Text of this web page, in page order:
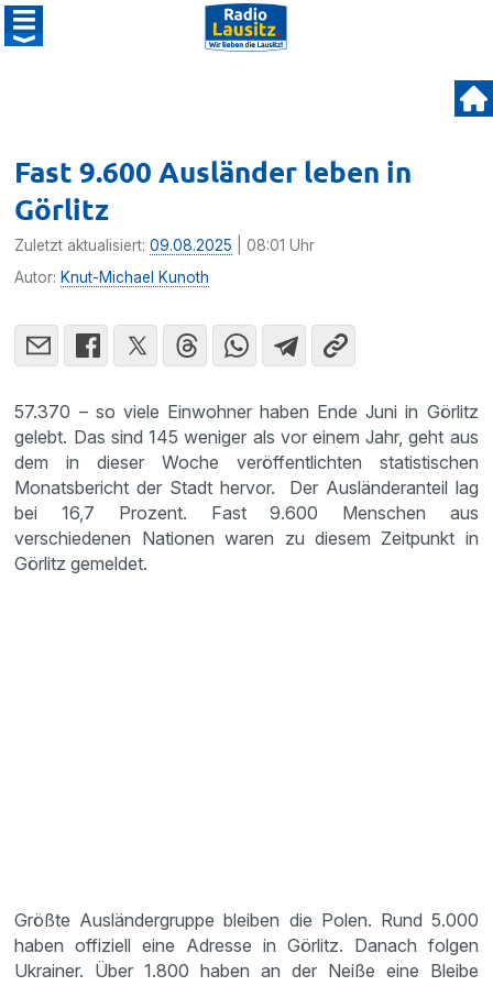
Fast 9.600 Ausländer leben in
Görlitz
Zuletzt aktualisiert:09.08.2025 | 08:01 Uhr
Autor: Knut-Michael Kunoth
57.370 – so viele Einwohner haben Ende Juni in Görlitz
gelebt. Das sind 145 weniger als vor einem Jahr, geht aus
dem in dieser Woche veröffentlichten statistischen
Monatsbericht der Stadt hervor. Der Ausländeranteil lag
bei 16,7 Prozent. Fast 9.600 Menschen aus
verschiedenen Nationen waren zu diesem Zeitpunkt in
Görlitz gemeldet.
Größte Ausländergruppe bleiben die Polen. Rund 5.000
haben offiziell eine Adresse in Görlitz. Danach folgen
Ukrainer. Über 1.800 haben an der Neiße eine Bleibe